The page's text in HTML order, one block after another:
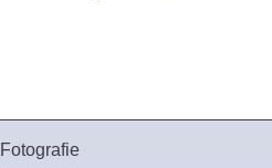
Fotografie